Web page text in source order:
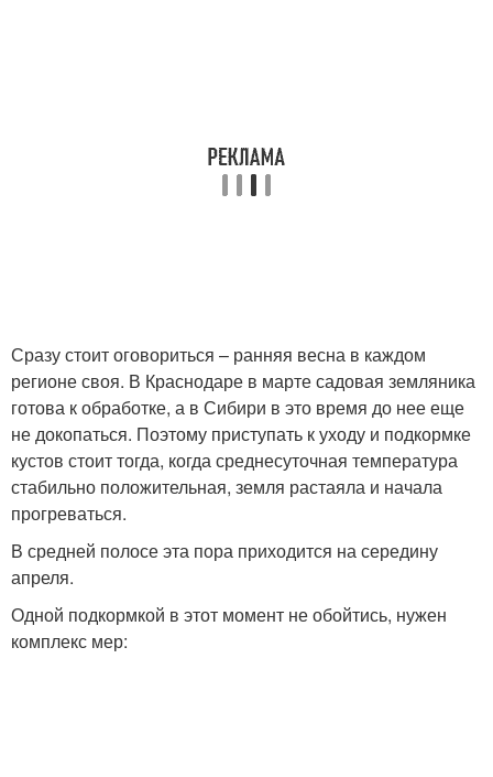
Сразу стоит оговориться – ранняя весна в каждом
регионе своя. В Краснодаре в марте садовая земляника
готова к обработке, а в Сибири в это время до нее еще
не докопаться. Поэтому приступать к уходу и подкормке
кустов стоит тогда, когда среднесуточная температура
стабильно положительная, земля растаяла и начала
прогреваться.
В средней полосе эта пора приходится на середину
апреля.
Одной подкормкой в этот момент не обойтись, нужен
комплекс мер: